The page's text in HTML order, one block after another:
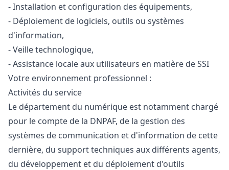
- Installation et configuration des équipements,
- Déploiement de logiciels, outils ou systèmes
d'information,
- Veille technologique,
- Assistance locale aux utilisateurs en matière de SSI
Votre environnement professionnel :
Activités du service
Le département du numérique est notamment chargé
pour le compte de la DNPAF, de la gestion des
systèmes de communication et d'information de cette
dernière, du support techniques aux différents agents,
du développement et du déploiement d'outils